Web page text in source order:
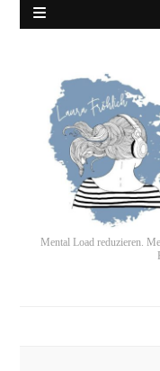
Mental Load reduzieren.